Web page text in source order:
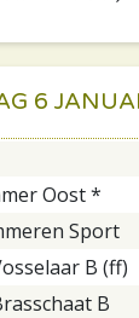
6
Oost *
Sport
B (ff)
B